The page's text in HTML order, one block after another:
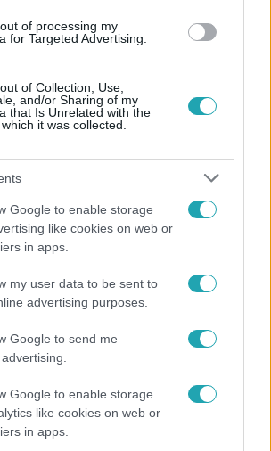
of processing my
for Targeted Advertising.
of Collection, Use,
and/or Sharing of my
that Is Unrelated with the
it was collected.
Google to enable storage
like cookies on web or
in apps.
my user data to be sent to
advertising purposes.
Google to send me
Google to enable storage
like cookies on web or
in apps.
6:35
nagyon fura volt” – Pusztai
valójában az élet a világ